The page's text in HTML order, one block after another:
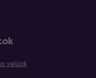
velünk